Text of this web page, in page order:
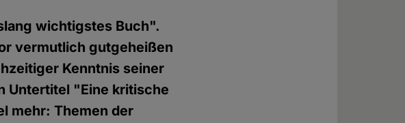
wichtigstes Buch".
vermutlich gutgeheißen
Kenntnis seiner
Untertitel "Eine kritische
mehr: Themen der